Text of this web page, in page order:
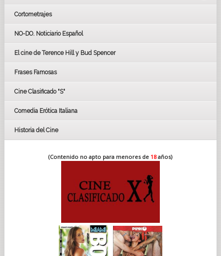
LOS OSCARS
GOYAS
BAFTA
Cortometrajes
NO-DO. Noticiario Español
El cine de Terence Hill y Bud Spencer
Frases Famosas
Cine Clasificado "S"
Comedia Erótica Italiana
Historia del Cine
(Contenido no apto para menores de 18años)